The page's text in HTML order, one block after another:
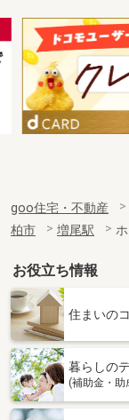
goo住宅・不動産
柏市
増尾駅
お役立ち情報
住まいの
暮らしの
(補助金・助